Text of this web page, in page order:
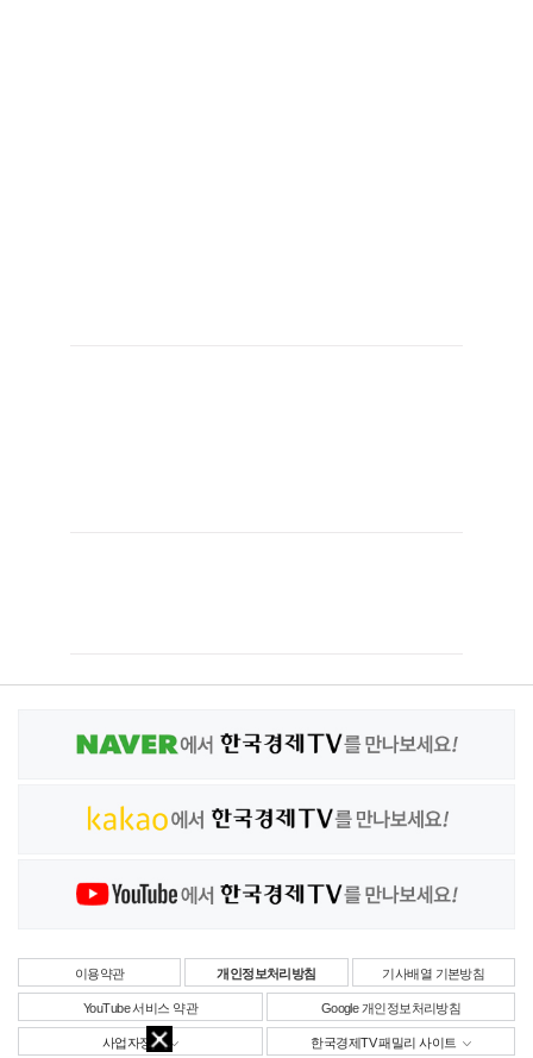
이용약관 개인정보처리방침 기사배열 기본방침
YouTube 서비스 약관 Google 개인정보처리방침
사업자정보 한국경제TV 패밀리 사이트